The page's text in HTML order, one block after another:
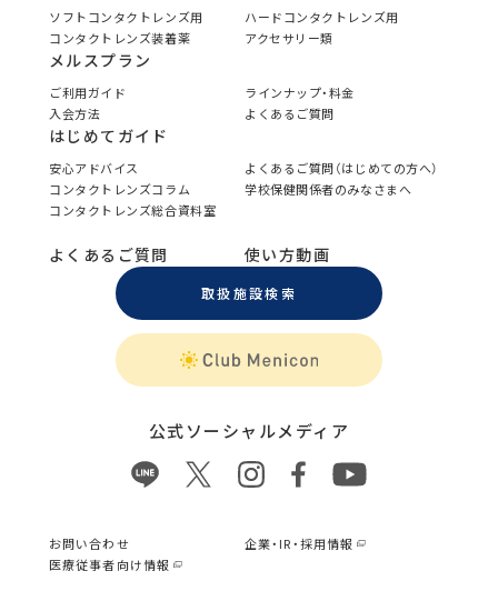
ソフトコンタクトレンズ用
ハードコンタクトレンズ用
コンタクトレンズ装着薬
アクセサリー類
メルスプラン
ご利用ガイド
ラインナップ・料金
入会方法
よくあるご質問
はじめてガイド
安心アドバイス
よくあるご質問（はじめての方へ）
コンタクトレンズコラム
学校保健関係者のみなさまへ
コンタクトレンズ総合資料室
よくあるご質問 使い方動画
取扱施設検索
公式ソーシャルメディア
お問い合わせ
企業・IR・採用情報
医療従事者向け情報